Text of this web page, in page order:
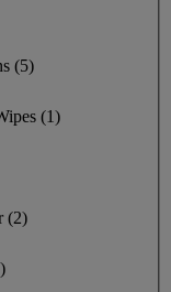
(5)
(1)
(2)